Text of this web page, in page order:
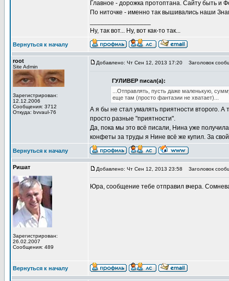
Главное - дорожка протоптана. Сайту быть и
По ниточке - именно так вышивались наши
Ну, так вот... Ну, вот как-то так...
Вернуться к началу
root
Site Admin
Зарегистрирован:
12.12.2006
Сообщения: 3712
Откуда: bvvaul-76
Добавлено: Чт Сен 12, 2013 17:20 Заголовок
ГУЛИВЕР писал(а):
...Отправлять, пусть даже маленькую,
еще там (просто фантазии не хватает)...
А я бы не стал умалять приятности второго. А
просто разные "приятности".
Да, пока мы это всё писали, Нина уже
конфеты за труды я Нине всё же купил. За свой
Вернуться к началу
Ришат
Зарегистрирован:
26.02.2007
Сообщения: 489
Добавлено: Чт Сен 12, 2013 23:58 Заголовок
Юра, сообщение тебе отправил вчера.
Вернуться к началу